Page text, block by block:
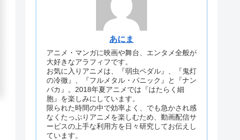
あにま
アニメ・マンガに映画や舞台、エンタメ全般が
大好きなアラフィフです。
お気に入りアニメは、『弱虫ペダル』、『鬼灯
の冷徹』、『フルメタル・パニック』と『ナン
バカ』。2018年夏アニメでは『はたらく細
胞』を楽しみにしています。
限られた時間の中で効率よく、でも急かされ感
なくたっぷりアニメを楽しむため、動画配信サ
ービスの上手な利用方を日々研究してお伝えし
ています。